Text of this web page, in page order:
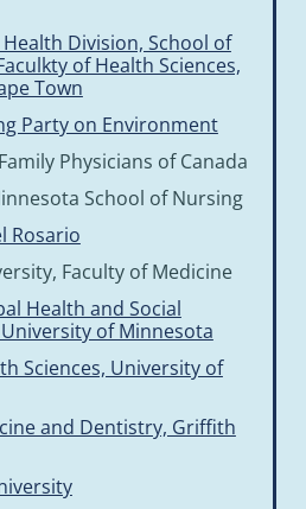
Division, School of
of Health Sciences,
Town
Party on Environment
Physicians of Canada
School of Nursing
Rosario
Faculty of Medicine
Health and Social
of Minnesota
Sciences, University of
and Dentistry, Griffith